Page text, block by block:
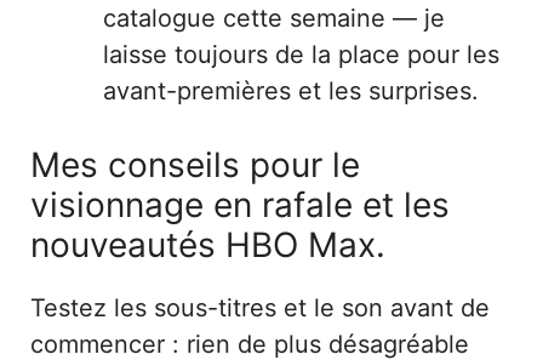
catalogue cette semaine — je
laisse toujours de la place pour les
avant-premières et les surprises.
Mes conseils pour le
visionnage en rafale et les
nouveautés HBO Max.
Testez les sous-titres et le son avant de
commencer : rien de plus désagréable